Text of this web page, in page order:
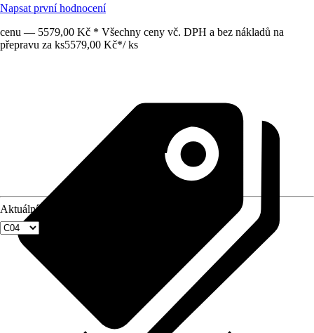
Napsat první hodnocení
cenu — 5579,00 Kč * Všechny ceny vč. DPH a bez nákladů na
přepravu za ks5579,00 Kč*/ ks
Aktuální velikost okna